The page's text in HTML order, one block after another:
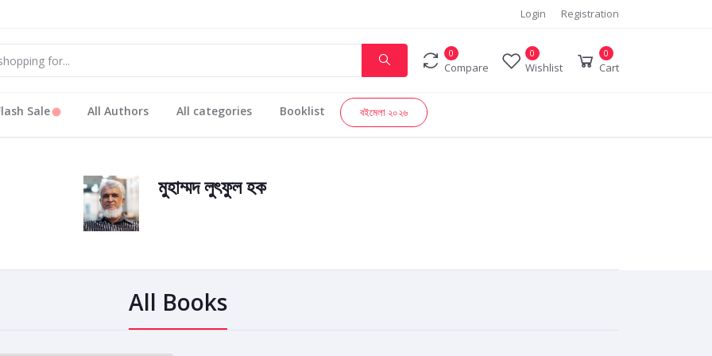
Login Registration
0
Compare
0
Wishlist
0
Cart
Sale All Authors All categories Booklist বইমেলা ২০২৬
মুহাম্মদ লুৎফুল হক
All Books